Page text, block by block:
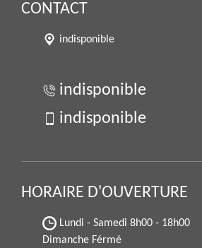
CONTACT
indisponible
indisponible
indisponible
HORAIRE D'OUVERTURE
Lundi - Samedi 8h00 - 18h00
Dimanche Férmé